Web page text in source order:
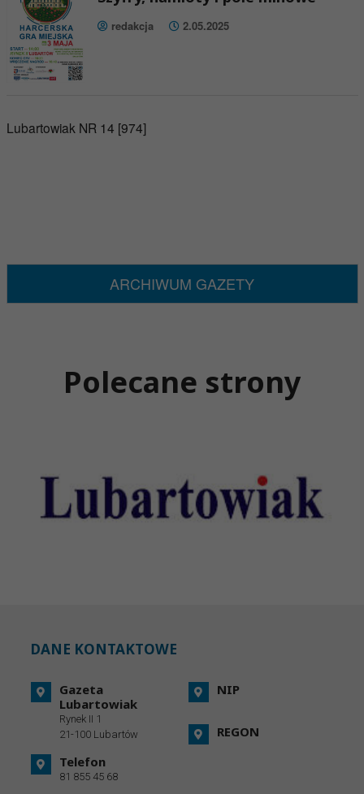
redakcja 2.05.2025
Lubartowiak NR 14 [974]
ARCHIWUM GAZETY
Polecane strony
DANE KONTAKTOWE
Gazeta
Lubartowiak
Rynek II 1
21-100 Lubartów
Telefon
81 855 45 68
NIP
REGON